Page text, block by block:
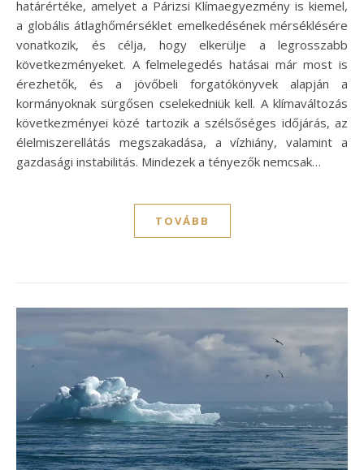
határértéke, amelyet a Párizsi Klímaegyezmény is kiemel,
a globális átlaghőmérséklet emelkedésének mérséklésére
vonatkozik, és célja, hogy elkerülje a legrosszabb
következményeket. A felmelegedés hatásai már most is
érezhetők, és a jövőbeli forgatókönyvek alapján a
kormányoknak sürgősen cselekedniük kell. A klímaváltozás
következményei közé tartozik a szélsőséges időjárás, az
élelmiszerellátás megszakadása, a vízhiány, valamint a
gazdasági instabilitás. Mindezek a tényezők nemcsak…
TOVÁBB